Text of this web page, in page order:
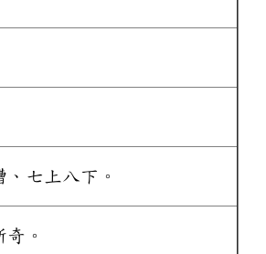
七上八下。
。